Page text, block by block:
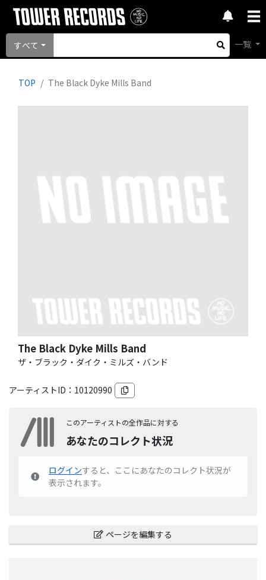
すべて 一覧
TOP The Black Dyke Mills Band
The Black Dyke Mills Band
ザ・ブラック・ダイク・ミルズ・バンド
アーティストID： 10120990
このアーティストの全作品に対する
あなたのコレクト状況
ログインすると、ここにあなたのコレクト状況が
表示されます。
ページを編集する